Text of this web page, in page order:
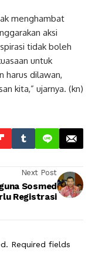
menghambat
aksi
tidak boleh
untuk
harus dilawan,
kita,” ujarnya. (kn)
Next Post
Sosmed
Registrasi
Required fields